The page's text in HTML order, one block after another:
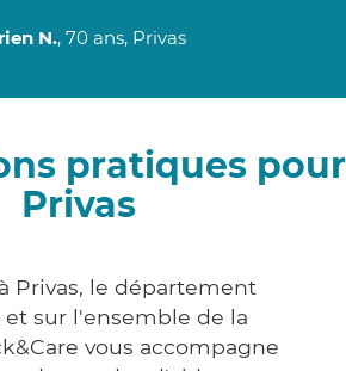
N., 70 ans, Privas
pratiques pour
Privas
Privas, le département
sur l'ensemble de la
vous accompagne